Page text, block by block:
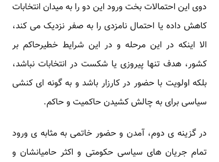
دوی این احتمالات بخت ورود این دو را به میدان انتخابات
کاهش داده یا ‏احتمال نامزدی را به صفر نزدیک می کند،
الا اینکه در این مرحله و در این شرایط خطیرحاکم بر
کشور، ‏هدف تنها پیروزی یا شکست در انتخابات نباشد،
بلکه اولویت با حضور در کارزار باشد و به گونه ای کنشی
‏سیاسی برای به چالش کشیدن حاکمیت و حاکم.‏
در گزینه ی دوم، آمدن و حضور خاتمی به مثابه ی ورود
تمام جریان های سیاسی حکومتی و اکثر حامیانشان ‏و